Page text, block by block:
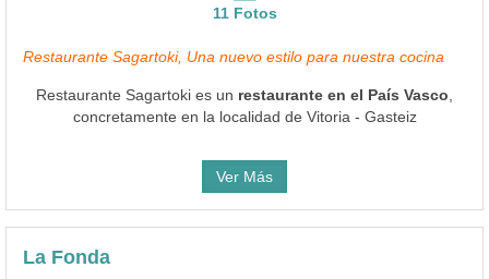
11 Fotos
Restaurante Sagartoki, Una nuevo estilo para nuestra cocina
Restaurante Sagartoki es un restaurante en el País Vasco
concretamente en la localidad de Vitoria - Gasteiz
Ver Más
La Fonda